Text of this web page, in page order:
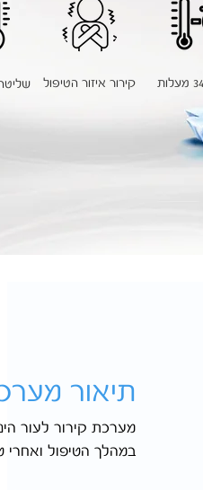
קירור איזור הטיפול
מערכת קירור לעור
במהלך הטיפול ואחרי
תיאור